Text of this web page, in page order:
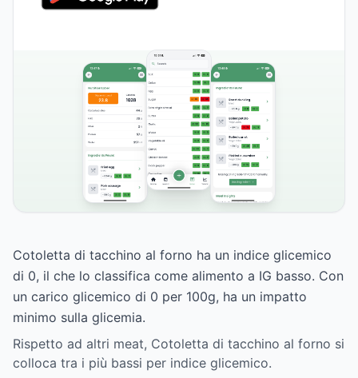
Cotoletta di tacchino al forno ha un indice glicemico
di 0, il che lo classifica come alimento a IG basso. Con
un carico glicemico di 0 per 100g, ha un impatto
minimo sulla glicemia.
Rispetto ad altri meat, Cotoletta di tacchino al forno si
colloca tra i più bassi per indice glicemico.